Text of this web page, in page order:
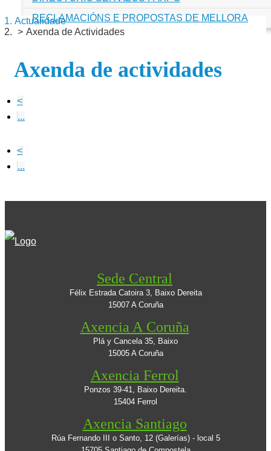
RECLAMACIÓNS E PROPOSTAS DE MELLORA
Actualidade
Axenda de Actividades
Axenda de actividades
<
...
<
...
Sede Central
Félix Estrada Catoira 3, Baixo Dereita
15007 A Coruña
Axencia A Coruña
Plá y Cancela 35, Baixo
15005 A Coruña
Axencia Ferrol
Ponzos 39-41, Baixo Dereita.
15404 Ferrol
Axencia Santiago
Rúa Fernando III o Santo, 12 (Galerías) - local 5